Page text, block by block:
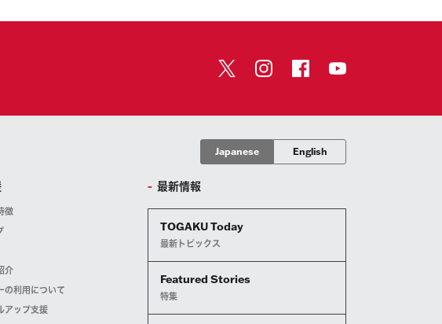
Japanese English
徴
介
の利用について
アップ支援
最新情報
TOGAKU Today
最新トピックス
Featured Stories
特集